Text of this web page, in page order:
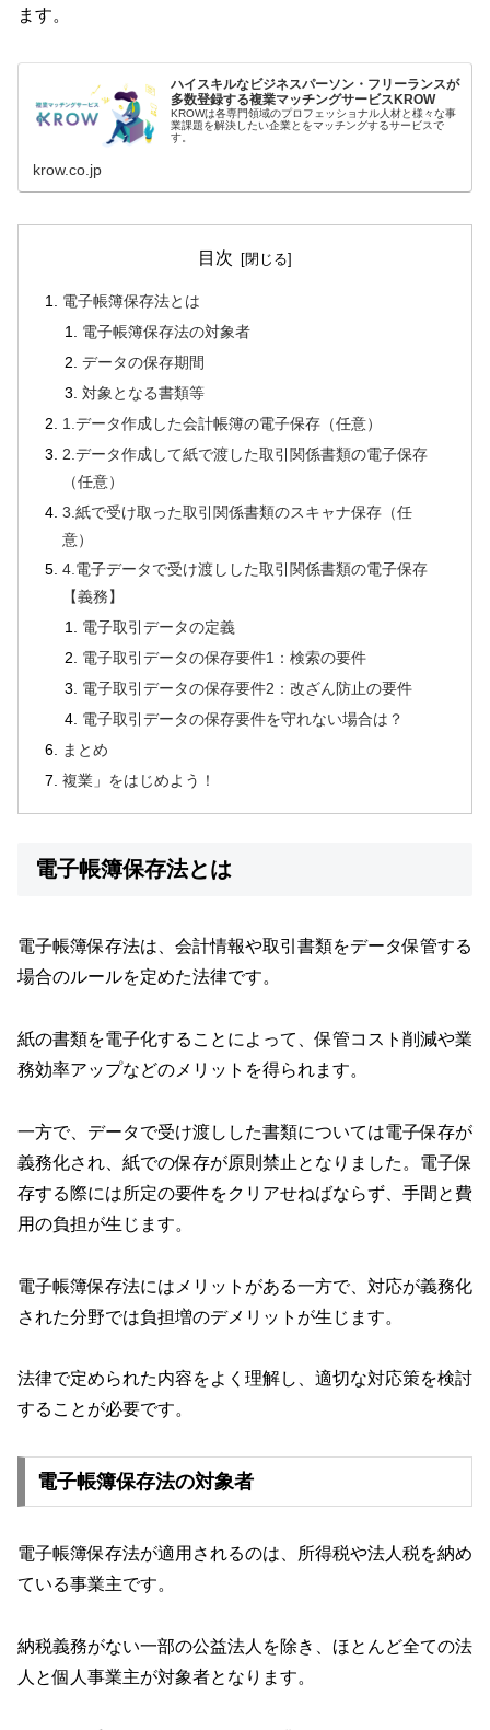
ます。
ハイスキルなビジネスパーソン・フリーランスが
多数登録する複業マッチングサービスKROW
KROWは各専門領域のプロフェッショナル人材と様々な事
業課題を解決したい企業とをマッチングするサービスで
す。
krow.co.jp
目次
電子帳簿保存法とは
電子帳簿保存法の対象者
データの保存期間
対象となる書類等
1.データ作成した会計帳簿の電子保存（任意）
2.データ作成して紙で渡した取引関係書類の電子保存
（任意）
3.紙で受け取った取引関係書類のスキャナ保存（任
意）
4.電子データで受け渡しした取引関係書類の電子保存
【義務】
電子取引データの定義
電子取引データの保存要件1：検索の要件
電子取引データの保存要件2：改ざん防止の要件
電子取引データの保存要件を守れない場合は？
まとめ
複業」をはじめよう！
電子帳簿保存法とは
電子帳簿保存法は、会計情報や取引書類をデータ保管する
場合のルールを定めた法律です。
紙の書類を電子化することによって、保管コスト削減や業
務効率アップなどのメリットを得られます。
一方で、データで受け渡しした書類については電子保存が
義務化され、紙での保存が原則禁止となりました。電子保
存する際には所定の要件をクリアせねばならず、手間と費
用の負担が生じます。
電子帳簿保存法にはメリットがある一方で、対応が義務化
された分野では負担増のデメリットが生じます。
法律で定められた内容をよく理解し、適切な対応策を検討
することが必要です。
電子帳簿保存法の対象者
電子帳簿保存法が適用されるのは、所得税や法人税を納め
ている事業主です。
納税義務がない一部の公益法人を除き、ほとんど全ての法
人と個人事業主が対象者となります。